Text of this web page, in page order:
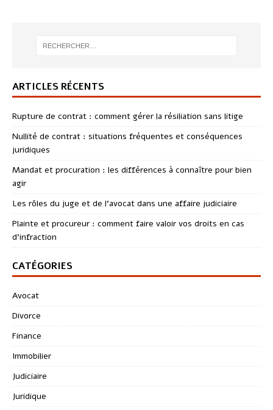
ARTICLES RÉCENTS
Rupture de contrat : comment gérer la résiliation sans litige
Nullité de contrat : situations fréquentes et conséquences
juridiques
Mandat et procuration : les différences à connaître pour bien
agir
Les rôles du juge et de l’avocat dans une affaire judiciaire
Plainte et procureur : comment faire valoir vos droits en cas
d’infraction
CATÉGORIES
Avocat
Divorce
Finance
Immobilier
Judiciaire
Juridique